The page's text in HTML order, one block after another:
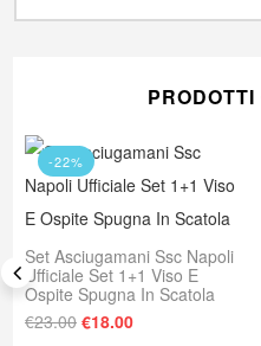
-22%
Set Asciugamani Ssc Napoli
Ufficiale Set 1+1 Viso E
Ospite Spugna In Scatola
€23.00 Il prezzo originale
€18.00Il prezzo